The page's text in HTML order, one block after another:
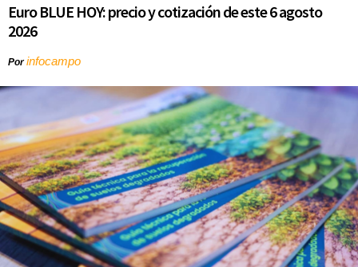
Euro BLUE HOY: precio y cotización de este 6 agosto
2026
Porinfocampo